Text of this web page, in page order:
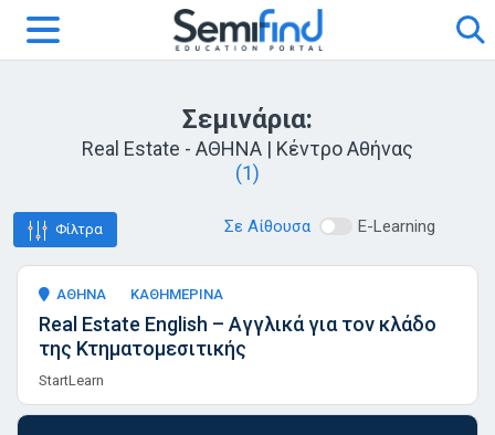
Σεμινάρια:
Real Estate - ΑΘΗΝΑ | Κέντρο Αθήνας
(1)
Φίλτρα Σε Αίθουσα E-Learning
ΑΘΗΝΑ ΚΑΘΗΜΕΡΙΝΑ
Real Estate English – Αγγλικά για τον κλάδο
της Κτηματομεσιτικής
StartLearn